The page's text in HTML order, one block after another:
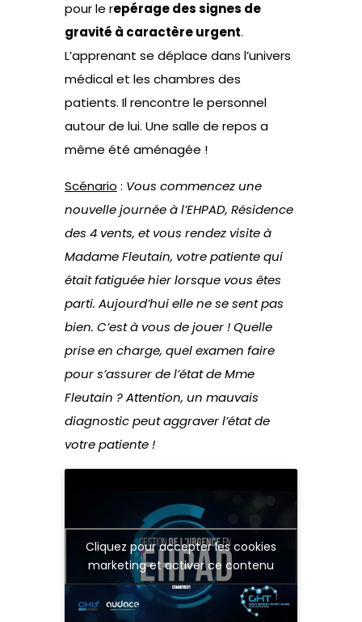
pour le repérage des signes de
gravité à caractère urgent.
L’apprenant se déplace dans l’univers
médical et les chambres des
patients. Il rencontre le personnel
autour de lui. Une salle de repos a
même été aménagée !
Scénario : Vous commencez une
nouvelle journée à l’EHPAD, Résidence
des 4 vents, et vous rendez visite à
Madame Fleutain, votre patiente qui
était fatiguée hier lorsque vous êtes
parti. Aujourd’hui elle ne se sent pas
bien. C’est à vous de jouer ! Quelle
prise en charge, quel examen faire
pour s’assurer de l’état de Mme
Fleutain ? Attention, un mauvais
diagnostic peut aggraver l’état de
votre patiente !
Cliquez pour accepter les cookies
marketing et activer ce contenu